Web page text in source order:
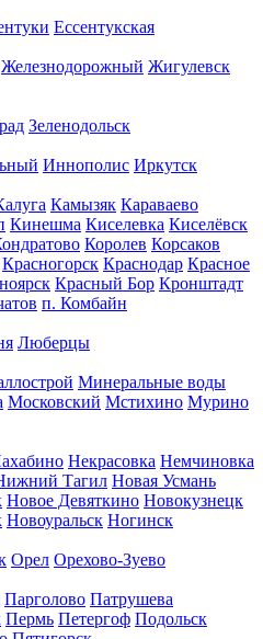
Ессентукская
Железнодорожный Жигулевск
Зеленодольск
Иннополис Иркутск
Камызяк Караваево
Кинешма Киселевка Киселёвск
Королев Корсаков
Красногорск Краснодар Красное
Красный Бор Кронштадт
п. Комбайн
Люберцы
Минеральные воды
Московский Мстихино Мурино
Некрасовка Немчиновка
Тагил Новая Усмань
Новое Девяткино Новокузнецк
Новоуральск Ногинск
Орел Орехово-Зуево
Парголово Патрушева
Пермь Петергоф Подольск